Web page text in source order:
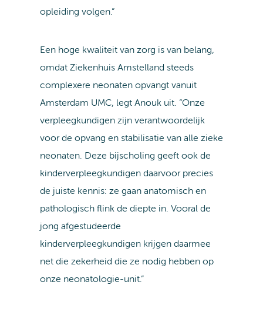
opleiding volgen.”
Een hoge kwaliteit van zorg is van belang,
omdat Ziekenhuis Amstelland steeds
complexere neonaten opvangt vanuit
Amsterdam UMC, legt Anouk uit. “Onze
verpleegkundigen zijn verantwoordelijk
voor de opvang en stabilisatie van alle zieke
neonaten. Deze bijscholing geeft ook de
kinderverpleegkundigen daarvoor precies
de juiste kennis: ze gaan anatomisch en
pathologisch flink de diepte in. Vooral de
jong afgestudeerde
kinderverpleegkundigen krijgen daarmee
net die zekerheid die ze nodig hebben op
onze neonatologie-unit.”